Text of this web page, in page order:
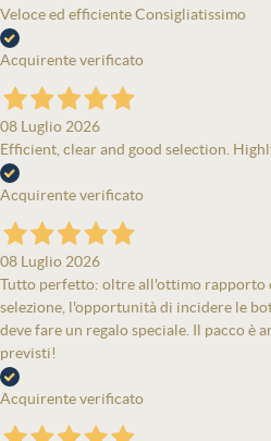
Veloce ed efficiente Consigliatissimo
Acquirente verificato
08 Luglio 2026
Efficient, clear and good selection.
Acquirente verificato
08 Luglio 2026
Tutto perfetto: oltre all'ottimo rapporto
selezione, l'opportunità di incidere le
deve fare un regalo speciale. Il pacco è
previsti!
Acquirente verificato